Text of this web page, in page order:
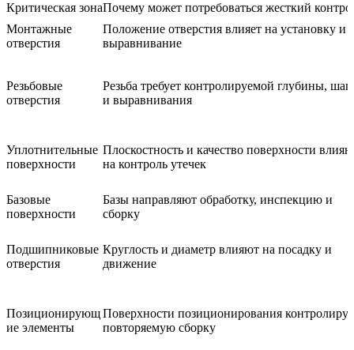
Критическая зонаПочему может потребоваться жесткий
Монтажные
отверстия
Положение отверстия влияет на установку и
выравнивание
Резьбовые
отверстия
Резьба требует контролируемой глубины,
и выравнивания
Уплотнительные
поверхности
Плоскостность и качество поверхности
на контроль утечек
Базовые
поверхности
Базы направляют обработку, инспекцию и
сборку
Подшипниковые
отверстия
Круглость и диаметр влияют на посадку и
движение
Позиционирующ
ие элементы
Поверхности позиционирования
повторяемую сборку